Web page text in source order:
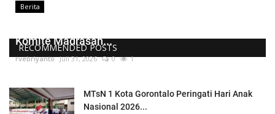
RECOMMENDED POSTS
Berita
Komite Madrasah...
rvebriyanto Juli 31, 2026 0 1
MTsN 1 Kota Gorontalo Peringati Hari Anak
Nasional 2026...